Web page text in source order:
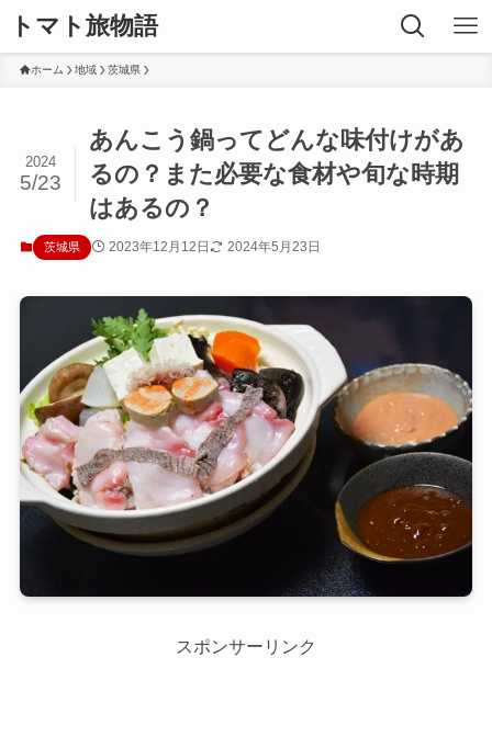
トマト旅物語
ホーム 地域 茨城県
あんこう鍋ってどんな味付けがあ
るの？また必要な食材や旬な時期
はあるの？
2024
5/23
茨城県 2023年12月12日 2024年5月23日
スポンサーリンク